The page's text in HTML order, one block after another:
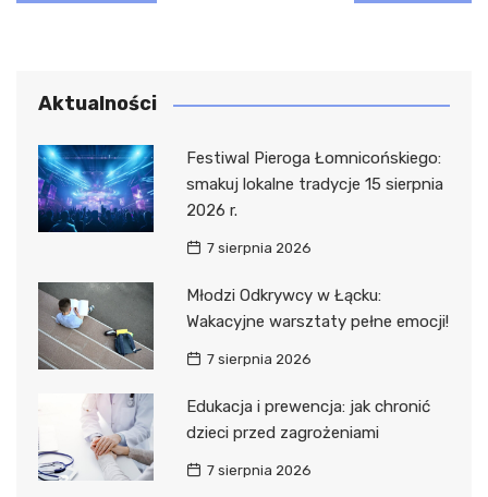
wpisu
Aktualności
Festiwal Pieroga Łomnicońskiego:
smakuj lokalne tradycje 15 sierpnia
2026 r.
7 sierpnia 2026
Młodzi Odkrywcy w Łącku:
Wakacyjne warsztaty pełne emocji!
7 sierpnia 2026
Edukacja i prewencja: jak chronić
dzieci przed zagrożeniami
7 sierpnia 2026